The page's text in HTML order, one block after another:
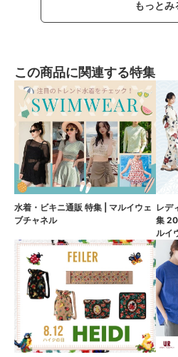
もっとみ
この商品に関連する特集
水着・ビキニ通販 特集 | マルイウェ
ブチャネル
レデ
集
ルイ